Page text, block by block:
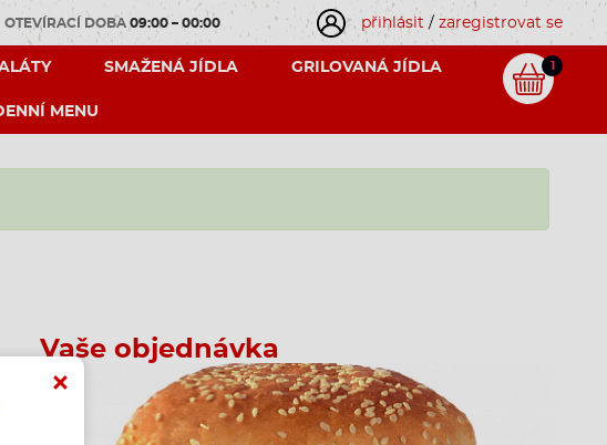
OTEVÍRACÍ DOBA 09:00 – 00:00 přihlásit / zaregistrovat se
SMAŽENÁ JÍDLA GRILOVANÁ JÍDLA
MENU
1
Vaše objednávka